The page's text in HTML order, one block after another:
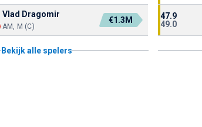
Vlad Dragomir
AM, M (C)
€1.3M
Bekijk alle spelers
47.9
49.0